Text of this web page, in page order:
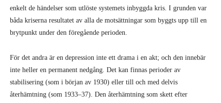
enkelt de händelser som utlöste systemets inbyggda kris. I grunden var
båda kriserna resultatet av alla de motsättningar som byggts upp till en
brytpunkt under den föregående perioden.
För det andra är en depression inte ett drama i en akt; och den innebär
inte heller en permanent nedgång. Det kan finnas perioder av
stabilisering (som i början av 1930) eller till och med delvis
återhämtning (som 1933–37). Den återhämtning som skett efter